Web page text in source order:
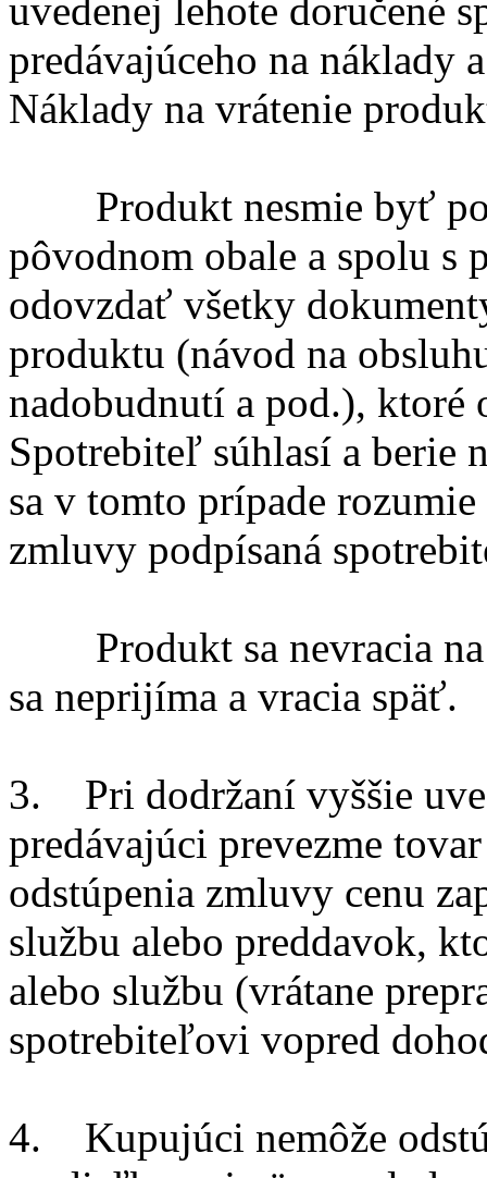
uvedenej lehote doručené
predávajúceho na náklady
Náklady na vrátenie
Produkt nesmie byť
pôvodnom obale a spolu s
odovzdať všetky
produktu (návod na
nadobudnutí a pod.), ktoré
Spotrebiteľ súhlasí a berie
sa v tomto prípade
zmluvy podpísaná
Produkt sa nevracia na
sa neprijíma a vracia späť.
3. Pri dodržaní vyššie
predávajúci prevezme
odstúpenia zmluvy cenu
službu alebo preddavok,
alebo službu (vrátane
spotrebiteľovi vopred
4. Kupujúci nemôže